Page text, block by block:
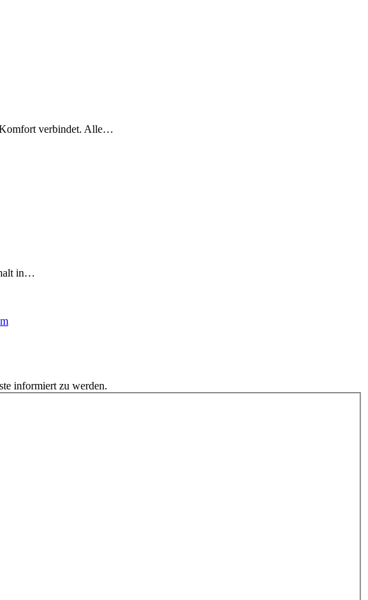
Komfort verbindet. Alle…
in…
informiert zu werden.